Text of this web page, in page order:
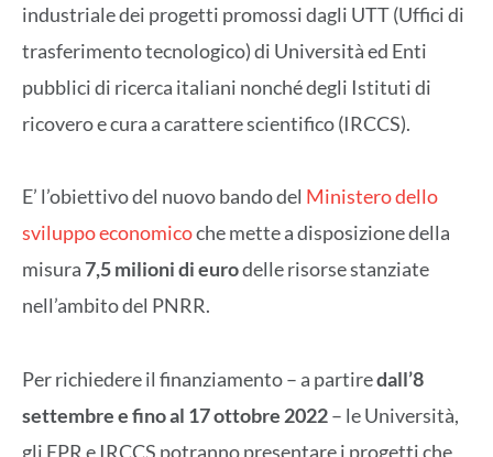
industriale dei progetti promossi dagli UTT (Uffici di
trasferimento tecnologico) di Università ed Enti
pubblici di ricerca italiani nonché degli Istituti di
ricovero e cura a carattere scientifico (IRCCS).
E’ l’obiettivo del nuovo bando del Ministero dello
sviluppo economicoche mette a disposizione della
misura7,5 milioni di eurodelle risorse stanziate
nell’ambito del PNRR.
Per richiedere il finanziamento – a partiredall’8
settembre e fino al 17 ottobre 2022– le Università,
gli EPR e IRCCS potranno presentare i progetti che